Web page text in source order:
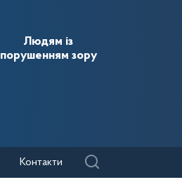
Людям із
порушенням зору
Контакти